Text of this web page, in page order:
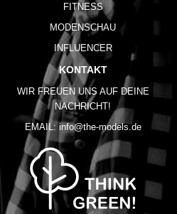
FITNESS
MODENSCHAU
INFLUENCER
KONTAKT
WIR FREUEN UNS AUF DEINE
NACHRICHT!
EMAIL: info@the-models.de